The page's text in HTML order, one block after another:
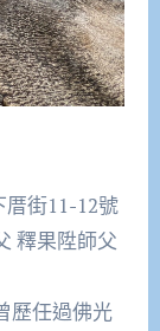
街11-12號
釋果陞師父
歷任過佛光